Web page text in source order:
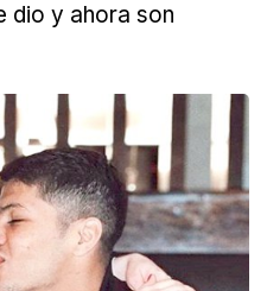
dio y ahora son